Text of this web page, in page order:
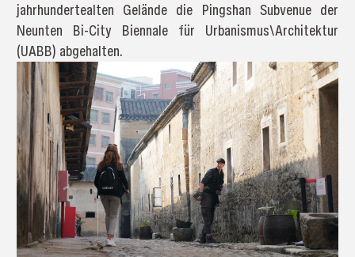
jahrhundertealten Gelände die Pingshan Subvenue der
Neunten Bi-City Biennale für Urbanismus\Architektur
(UABB) abgehalten.